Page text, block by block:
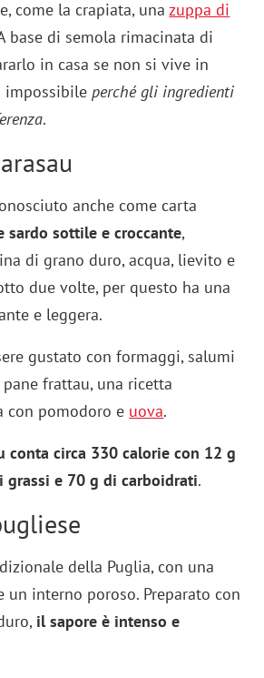
come la crapiata, unazuppa di
base di semola rimacinata di
in casa se non si vive in
impossibileperché gli ingredienti
.
anche come carta
sardo sottile e croccante,
di grano duro, acqua, lievito e
due volte, per questo ha una
e leggera.
gustato con formaggi, salumi
frattau, una ricetta
con pomodoro e uova.
conta circa 330 calorie con 12 g
grassi e 70 g di carboidrati.
della Puglia, con una
un interno poroso. Preparato con
il sapore è intenso e